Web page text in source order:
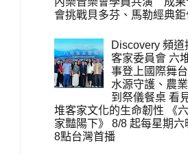
會挑戰貝多芬、馬勒經典鉅
Discovery 頻道
客家委員會 六
事登上國際舞
水源守護、農
到祭儀餐桌 看
堆客家文化的生命韌性 《
家豔陽下》 8/8 起每星期六
8點台灣首播